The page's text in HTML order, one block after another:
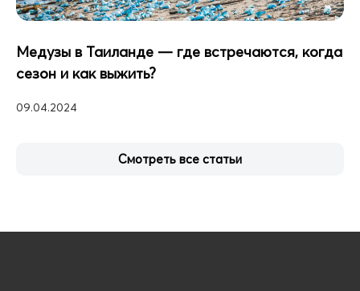
Медузы в Таиланде — где встречаются, когда
сезон и как выжить?
09.04.2024
Смотреть все статьи